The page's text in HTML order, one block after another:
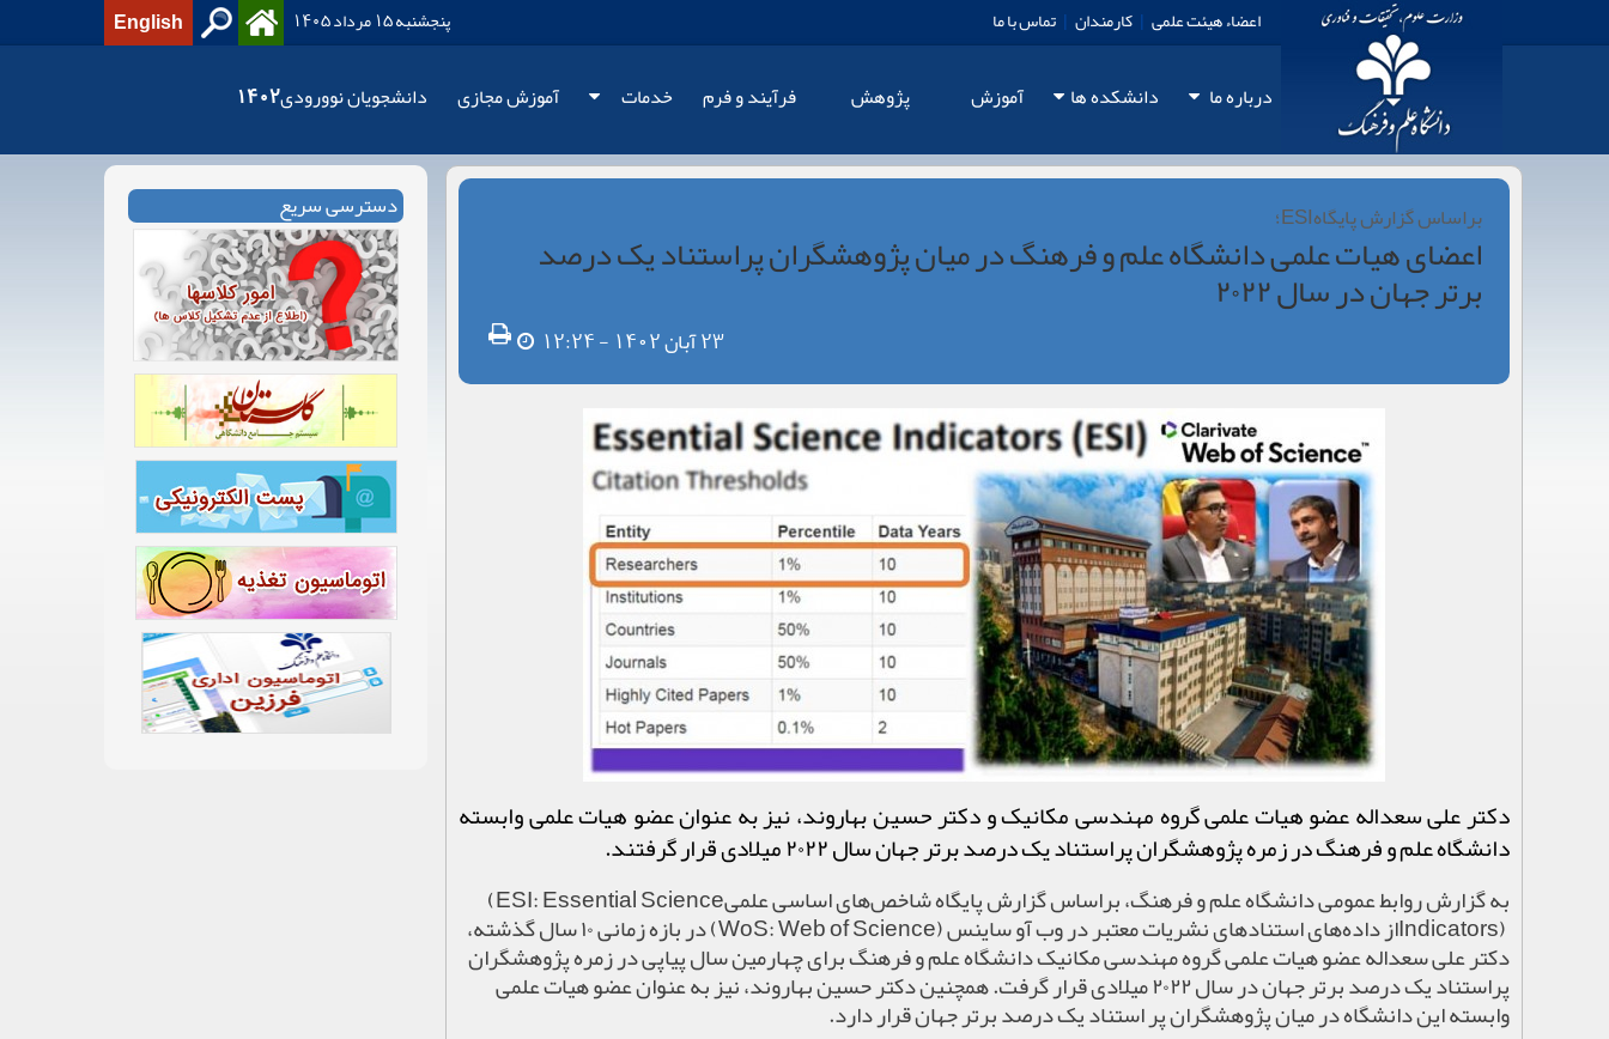
اعضاء هیئت علمی | کارمندان | تماس با ما English پنجشنبه 15 مرداد 1405
درباره ما دانشكده‏‏ ها آموزش پژوهش فرآيند و فرم خدمات آموزش مجازی دانشجویان نوورودی1402
براساس گزارش پایگاهESI؛
اعضای هیات علمی دانشگاه علم و فرهنگ در میان پژوهشگران پراستناد یک درصد
برتر جهان در سال ۲۰۲۲
23 آبان 1402 - 12:24
دکتر علی سعداله عضو هیات علمی گروه مهندسی مکانیک و دكتر حسین بهاروند، نیز به عنوان عضو هیات علمی وابسته
دانشگاه علم و فرهنگ در زمره پژوهشگران پراستناد یک درصد برتر جهان سال ۲۰۲۲ میلادی قرار گرفتند.
به گزارش روابط عمومی دانشگاه علم و فرهنگ، براساس گزارش پایگاه شاخص‌های اساسی علمی(ESI: Essential Science
Indicators)از داده‌های استنادهای نشریات معتبر در وب آو ساینس(WoS: Web of Science)در بازه زمانی۱۰سال گذشته،
دکتر علی سعداله عضو هیات علمی گروه مهندسی مکانیک دانشگاه علم و فرهنگ برای چهارمین سال پیاپی در زمره پژوهشگران
پراستناد یک درصد برتر جهان در سال۲۰۲۲میلادی قرار گرفت. همچنین دكتر حسین بهاروند، نیز به عنوان عضو هیات علمی
وابسته این دانشگاه در میان پژوهشگران پر استناد یک درصد برتر جهان قرار دارد.
دسترسی سریع